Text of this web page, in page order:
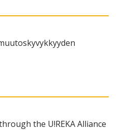
the U!REKA Alliance